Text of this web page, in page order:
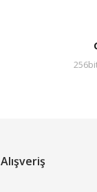
Alışveriş